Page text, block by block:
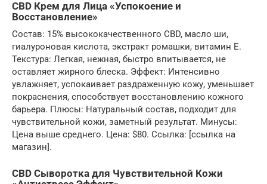
CBD Крем для Лица «Успокоение и
Восстановление»
Состав: 15% высококачественного CBD, масло ши,
гиалуроновая кислота, экстракт ромашки, витамин E.
Текстура: Легкая, нежная, быстро впитывается, не
оставляет жирного блеска. Эффект: Интенсивно
увлажняет, успокаивает раздраженную кожу, уменьшает
покраснения, способствует восстановлению кожного
барьера. Плюсы: Натуральный состав, подходит для
чувствительной кожи, заметный результат. Минусы:
Цена выше среднего. Цена: $80. Ссылка: [ссылка на
магазин].
CBD Сыворотка для Чувствительной Кожи